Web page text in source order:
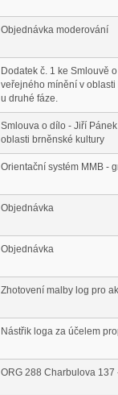
Objednávka moderování
Dodatek č. 1 ke Smlouvě
veřejného mínění v
u druhé fáze.
Smlouva o dílo - Jiří
oblasti brněnské kultury
Orientační systém MMB -
Objednávka
Objednávka
Zhotovení malby log pro
Nástřik loga za účelem
ORG 288 Charbulova 137